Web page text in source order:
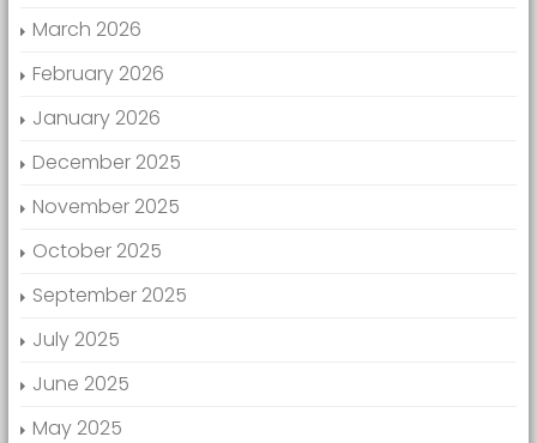
March 2026
February 2026
January 2026
December 2025
November 2025
October 2025
September 2025
July 2025
June 2025
May 2025